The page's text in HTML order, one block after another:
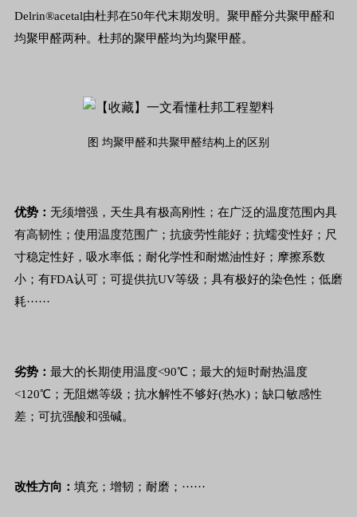
Delrin®acetal由杜邦在50年代末期发明。聚甲醛分共聚甲醛和
均聚甲醛两种。杜邦的聚甲醛均为均聚甲醛。
图 均聚甲醛和共聚甲醛结构上的区别
优势： 无须增强，天生具有极高刚性；在广泛的温度范围内具
有高韧性；使用温度范围广；抗疲劳性能好；抗蠕变性好；尺
寸稳定性好，吸水率低；耐化学性和耐燃油性好；摩擦系数
小；有FDA认可；可提供抗UV等级；具有极好的染色性；低磨
耗······
劣势： 最大的长期使用温度<90℃；最大的短时耐热温度
<120℃；无阻燃等级；抗水解性不够好(热水)；缺口敏感性
差；可抗强酸和强碱。
改性方向： 填充；增韧；耐磨；······